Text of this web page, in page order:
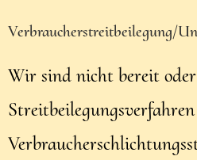
Verbraucher­streit­beilegung/
Wir sind nicht bereit